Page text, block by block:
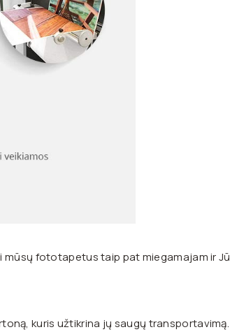
fototapetus taip pat miegamajam ir
kuris užtikrina jų saugų